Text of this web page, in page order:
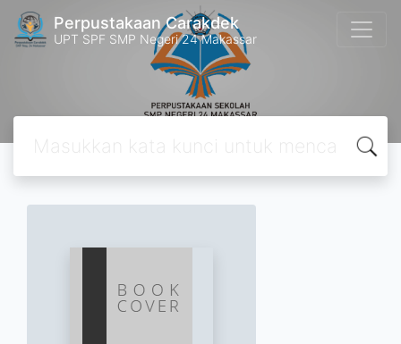
Perpustakaan Carakdek
UPT SPF SMP Negeri 24 Makassar